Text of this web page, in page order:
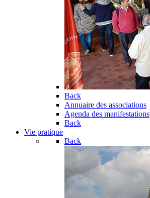
Back
Annuaire des associations
Agenda des manifestations
Back
Vie pratique
Back